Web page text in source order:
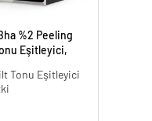
%2 Peeling
Eşitleyici,
Tonu Eşitleyici